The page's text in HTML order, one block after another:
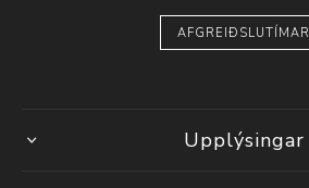
AFGREIÐSLUTÍMAR
Upplýsingar